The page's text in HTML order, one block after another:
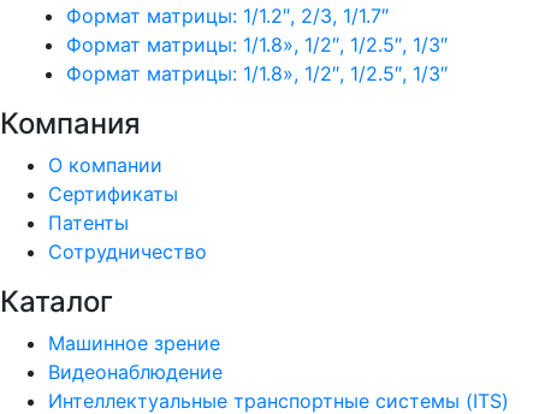
Формат матрицы: 1/1.2″, 2/3, 1/1.7″
Формат матрицы: 1/1.8», 1/2″, 1/2.5″, 1/3″
Формат матрицы: 1/1.8», 1/2″, 1/2.5″, 1/3″
Компания
О компании
Сертификаты
Патенты
Сотрудничество
Каталог
Машинное зрение
Видеонаблюдение
Интеллектуальные транспортные системы (ITS)